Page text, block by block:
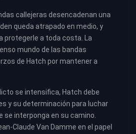
callejeras desencadenan una
queda atrapado en medio, y
protegerle a toda costa. La
mundo de las bandas
de Hatch por mantener a
se intensifica, Hatch debe
y su determinación para luchar
se interponga en su camino.
Claude Van Damme en el papel